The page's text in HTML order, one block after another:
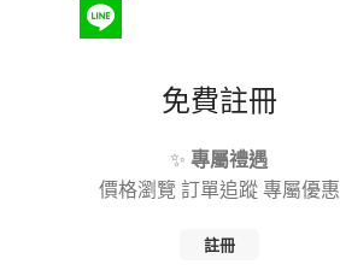
免費註冊
✨ 專屬禮遇
價格瀏覽 訂單追蹤 專屬優惠
註冊